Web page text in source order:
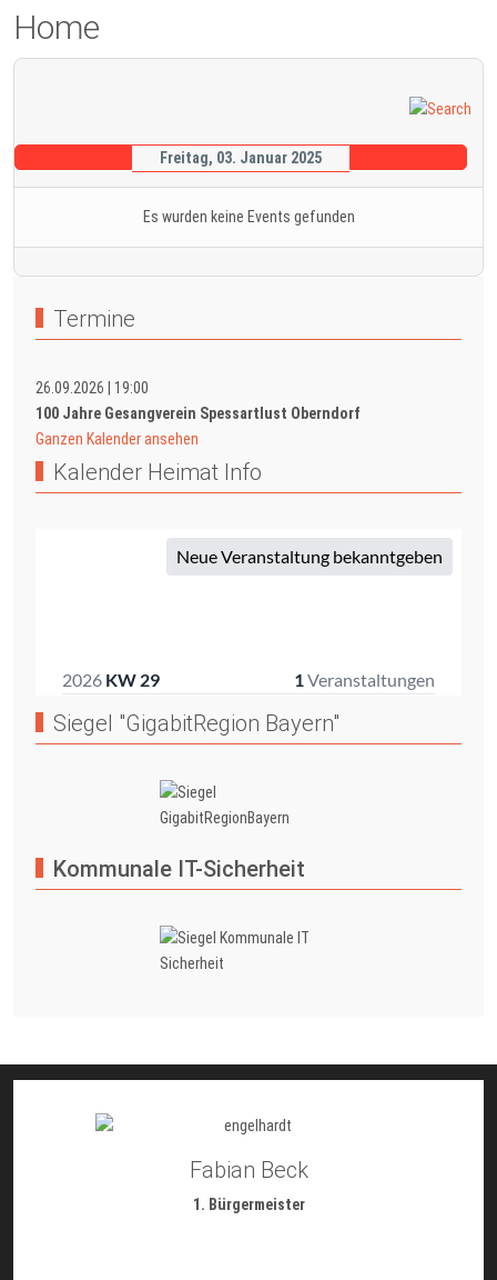
Home
Freitag, 03. Januar 2025
Es wurden keine Events gefunden
Termine
26.09.2026
19:00
100 Jahre Gesangverein Spessartlust Oberndorf
Ganzen Kalender ansehen
Kalender Heimat Info
Siegel "GigabitRegion Bayern"
Kommunale IT-Sicherheit
Fabian Beck
1. Bürgermeister